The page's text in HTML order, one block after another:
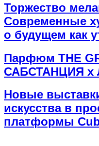
Торжество
Современные
о будущем как
Парфюм THE
САБСТАНЦИЯ х
Новые
искусства в
платформы